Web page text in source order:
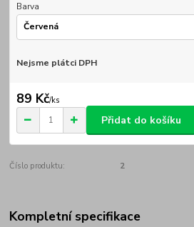
Barva
Nejsme plátci DPH
89 Kč/ks
Přidat do košíku
Číslo produktu: 2
Kompletní specifikace